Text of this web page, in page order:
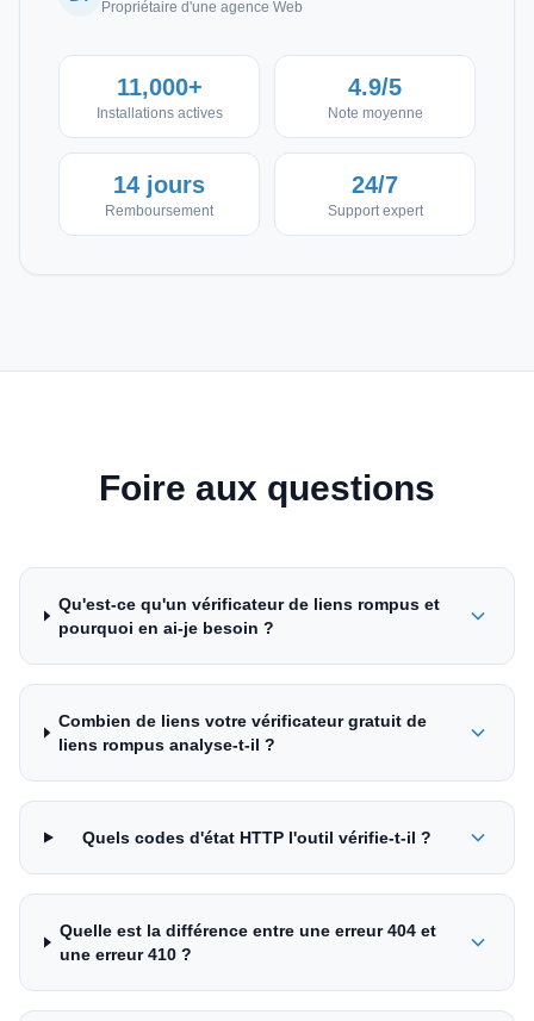
Propriétaire d'une agence Web
11,000+
Installations actives
4.9/5
Note moyenne
14 jours
Remboursement
24/7
Support expert
Foire aux questions
Qu'est-ce qu'un vérificateur de liens rompus et
pourquoi en ai-je besoin ?
Combien de liens votre vérificateur gratuit de
liens rompus analyse-t-il ?
Quels codes d'état HTTP l'outil vérifie-t-il ?
Quelle est la différence entre une erreur 404 et
une erreur 410 ?